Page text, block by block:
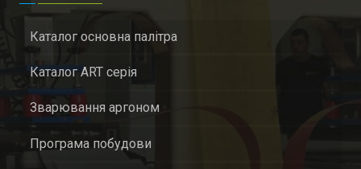
Каталог основна палітра
Каталог ART серія
Зварювання аргоном
Програма побудови